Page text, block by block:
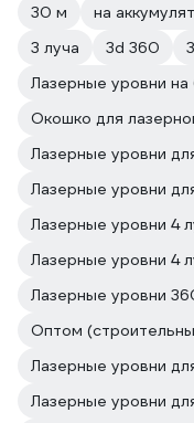
30 м
на
3 луча
3d 360
Лазерные уровни на
Окошко для
Лазерные уровни
Лазерные уровни
Лазерные уровни 4
Лазерные уровни 4
Лазерные уровни
Оптом
Лазерные уровни
Лазерные уровни